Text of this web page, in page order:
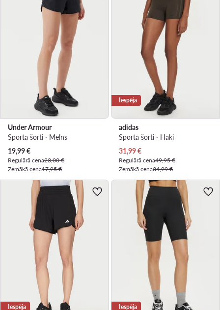
Under Armour
Sporta šorti · Melns
Pašreizējā cena
19,99€
Regulārā cena23,00 €
Zemākā cena17,95 €
Iespēja
adidas
Sporta šorti · Haki
Pašreizējā cena
31,99€
Regulārā cena49,95 €
Zemākā cena34,99 €
Iespēja Iespēja